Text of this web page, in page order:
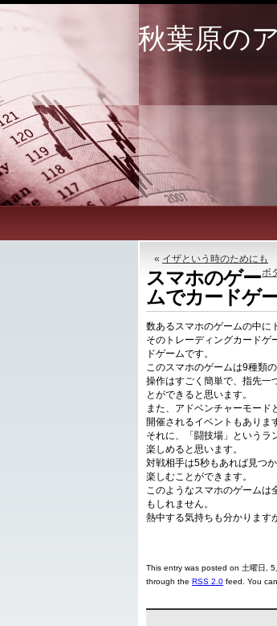
秋葉原の
« イザという時のためにも
ボ
スマホのゲー
ムでカードゲ
数あるスマホのゲームの中に
そのトレーディングカードゲ
ドゲームです。
このスマホのゲームは9種類
操作はすごく簡単で、指先一
とができると思います。
また、アドベンチャーモー
開催されるイベントもありま
それに、「闘技場」というラ
楽しめると思います。
対戦相手は5秒もあれば見つ
楽しむことができます。
このようなスマホのゲームは
もしれません。
熱中する気持ちも分かります
This entry was posted on 土曜日,
through the RSS 2.0 feed. You can